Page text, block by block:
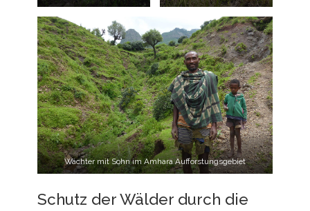
Wächter mit Sohn im Amhara Aufforstungsgebiet
Schutz der Wälder durch die